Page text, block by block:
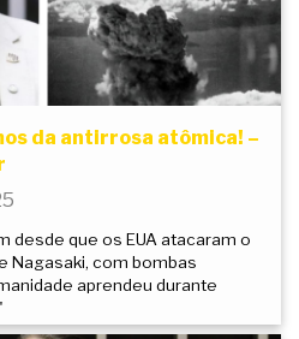
da antirrosa atômica! –
desde que os EUA atacaram o
Nagasaki, com bombas
aprendeu durante